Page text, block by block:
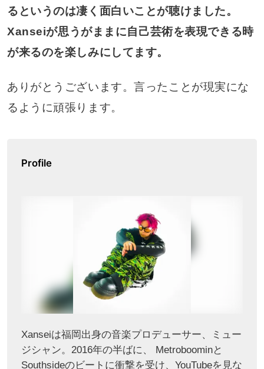
るというのは凄く面白いことが聴けました。
Xanseiが思うがままに自己芸術を表現できる時
が来るのを楽しみにしてます。
ありがとうございます。言ったことが現実にな
るように頑張ります。
Profile
Xanseiは福岡出身の音楽プロデューサー、ミュー
ジシャン。2016年の半ばに、 Metroboominと
Southsideのビートに衝撃を受け、YouTubeを見な